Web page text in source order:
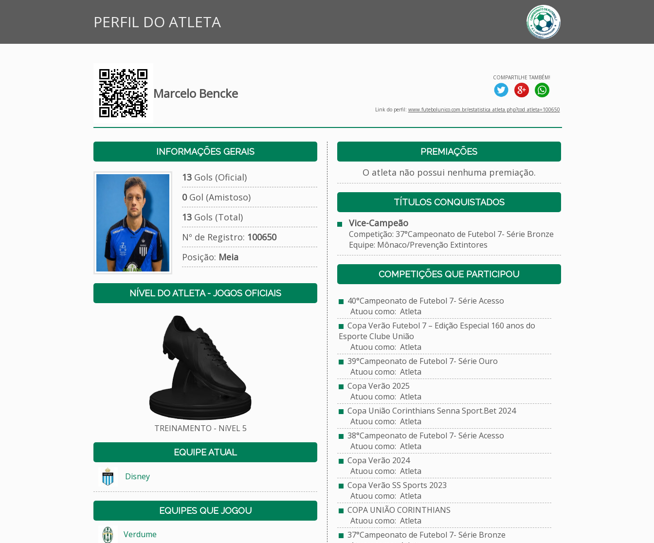
PERFIL DO ATLETA
Marcelo Bencke
COMPARTILHE TAMBÉM!
Link do perfil: www.futebolunico.com.br/estatistica_atleta.php?cod_atleta=100650
INFORMAÇÕES GERAIS
13Gols (Oficial)
0Gol (Amistoso)
13Gols (Total)
Nº de Registro: 100650
Posição: Meia
NÍVEL DO ATLETA - JOGOS OFICIAIS
TREINAMENTO - NíVEL 5
EQUIPE ATUAL
Disney
EQUIPES QUE JOGOU
Verdume
PREMIAÇÕES
O atleta não possui nenhuma premiação.
TÍTULOS CONQUISTADOS
Vice-Campeão
Competição: 37°Campeonato de Futebol 7- Série Bronze
Equipe: Mônaco/Prevenção Extintores
COMPETIÇÕES QUE PARTICIPOU
40°Campeonato de Futebol 7- Série Acesso
Atuou como: Atleta
Copa Verão Futebol 7 – Edição Especial 160 anos do
Esporte Clube União
Atuou como: Atleta
39°Campeonato de Futebol 7- Série Ouro
Atuou como: Atleta
Copa Verão 2025
Atuou como: Atleta
Copa União Corinthians Senna Sport.Bet 2024
Atuou como: Atleta
38°Campeonato de Futebol 7- Série Acesso
Atuou como: Atleta
Copa Verão 2024
Atuou como: Atleta
Copa Verão SS Sports 2023
Atuou como: Atleta
COPA UNIÃO CORINTHIANS
Atuou como: Atleta
37°Campeonato de Futebol 7- Série Bronze